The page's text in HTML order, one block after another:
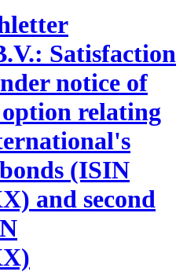
Satisfaction
notice of
option relating
(ISIN
and second